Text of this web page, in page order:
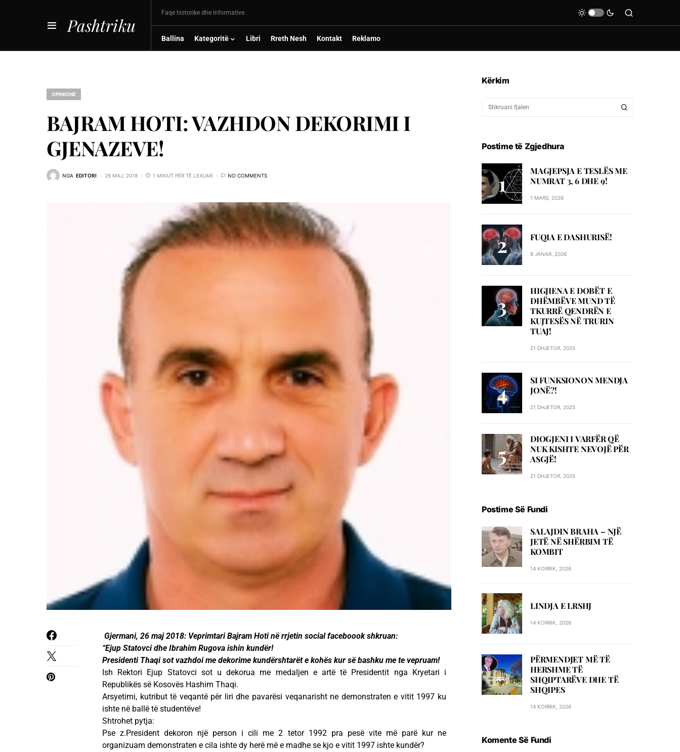
Pashtriku
Faqe historike dhe informative.
Ballina Kategoritë Libri Rreth Nesh Kontakt Reklamo
OPINIONE
BAJRAM HOTI: VAZHDON DEKORIMI I
GJENAZEVE!
NGA EDITORI 26 MAJ, 2018 1 MINUT PËR TË LEXUAR NO COMMENTS
Gjermani, 26 maj 2018: Veprimtari Bajram Hoti në rrjetin social faceboook shkruan:
“Ejup Statovci dhe Ibrahim Rugova ishin kundër!
Presidenti Thaqi sot vazhdoi me dekorime kundërshtarët e kohës kur së bashku me te vepruam!
Ish Rektori Ejup Statovci sot u dekorua me medaljen e artë të Presidentit nga Kryetari i
Republikës së Kosovës Hashim Thaqi.
Arsyetimi, kutribut të veqantë për liri dhe pavarësi veqanarisht ne demonstraten e vitit 1997 ku
ishte në ballë të studentëve!
Shtrohet pytja:
Pse z.President dekoron një person i cili me 2 tetor 1992 pra pesë vite më parë kur ne
organizuam demonstraten e cila ishte dy herë më e madhe se kjo e vitit 1997 ishte kundër?
Kërkim
Postime të Zgjedhura
MAGJEPSJA E TESLËS ME
NUMRAT 3, 6 DHE 9!
1 MARS, 2026
FUQIA E DASHURISË!
8 JANAR, 2026
HIGJIENA E DOBËT E
DHËMBËVE MUND TË
TKURRË QENDRËN E
KUJTESËS NË TRURIN
TUAJ!
21 DHJETOR, 2025
SI FUNKSIONON MENDJA
JONË?!
21 DHJETOR, 2025
DIOGJENI I VARFËR QË
NUK KISHTE NEVOJË PËR
ASGJË!
21 DHJETOR, 2025
Postime Së Fundi
SALAJDIN BRAHA – NJЁ
JETЁ NЁ SHЁRBIM TЁ
KOMBIT
14 KORRIK, 2026
LINDJA E LRSHJ
14 KORRIK, 2026
PËRMENDJET MË TË
HERSHME TË
SHQIPTARËVE DHE TË
SHQIPES
14 KORRIK, 2026
Komente Së Fundi